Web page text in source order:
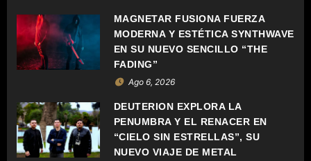
N
D
E
N
MAGNETAR FUSIONA FUERZA
MODERNA Y ESTÉTICA SYNTHWAVE
EN SU NUEVO SENCILLO “THE
FADING”
Ago 6, 2026
DEUTERION EXPLORA LA
PENUMBRA Y EL RENACER EN
“CIELO SIN ESTRELLAS”, SU
NUEVO VIAJE DE METAL